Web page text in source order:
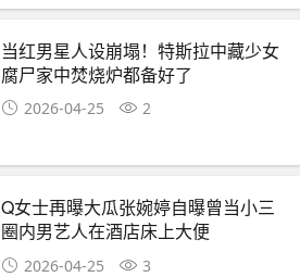
当红男星人设崩塌！特斯拉中藏少女
腐尸家中焚烧炉都备好了
2026-04-25 2
Q女士再曝大瓜张婉婷自曝曾当小三
圈内男艺人在酒店床上大便
2026-04-25 3